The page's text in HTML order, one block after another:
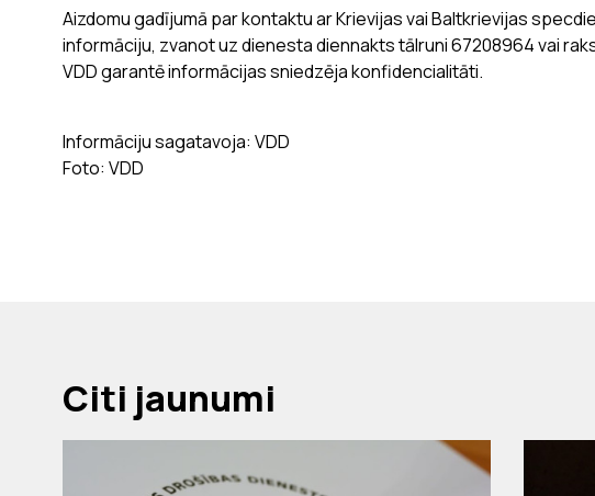
Aizdomu gadījumā par kontaktu ar Krievijas vai Baltkrievijas
informāciju, zvanot uz dienesta diennakts tālruni 67208964 vai
VDD garantē informācijas sniedzēja konfidencialitāti.
Informāciju sagatavoja: VDD
Foto: VDD
Citi jaunumi